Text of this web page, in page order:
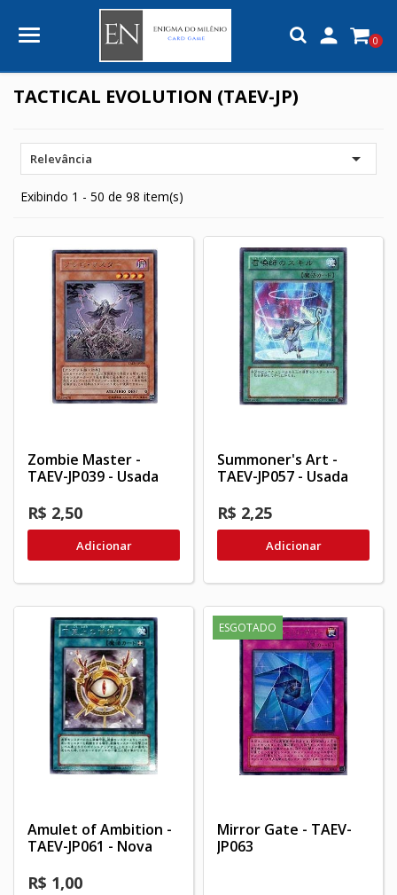
 0
TACTICAL EVOLUTION (TAEV-JP)
Relevância 
Exibindo 1 - 50 de 98 item(s)
Zombie Master -
TAEV-JP039 - Usada
R$ 2,50
Adicionar
Summoner's Art -
TAEV-JP057 - Usada
R$ 2,25
Adicionar
Amulet of Ambition -
TAEV-JP061 - Nova
R$ 1,00
ESGOTADO
Mirror Gate - TAEV-
JP063